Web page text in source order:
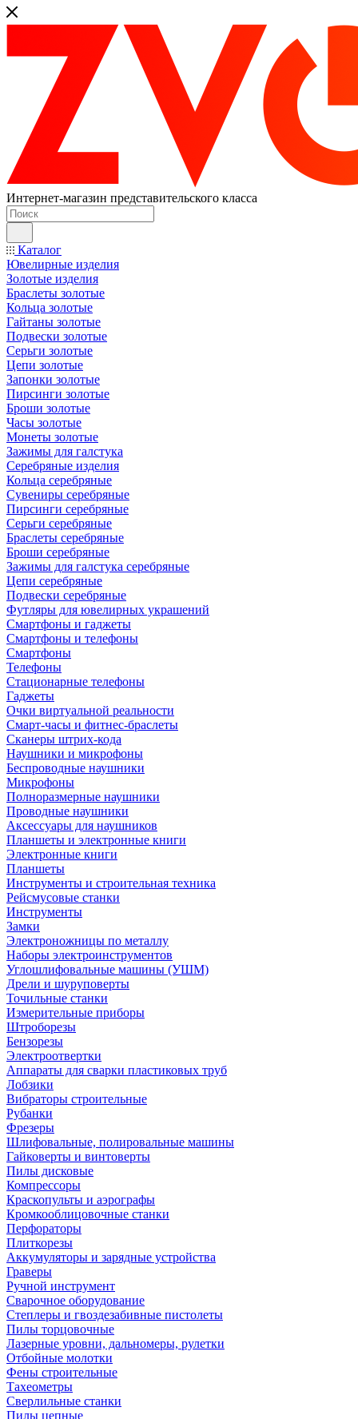
Интернет-магазин представительского класса
Каталог
Ювелирные изделия
Золотые изделия
Браслеты золотые
Кольца золотые
Гайтаны золотые
Подвески золотые
Серьги золотые
Цепи золотые
Запонки золотые
Пирсинги золотые
Броши золотые
Часы золотые
Монеты золотые
Зажимы для галстука
Серебряные изделия
Кольца серебряные
Сувениры серебряные
Пирсинги серебряные
Серьги серебряные
Браслеты серебряные
Броши серебряные
Зажимы для галстука серебряные
Цепи серебряные
Подвески серебряные
Футляры для ювелирных украшений
Смартфоны и гаджеты
Смартфоны и телефоны
Смартфоны
Телефоны
Стационарные телефоны
Гаджеты
Очки виртуальной реальности
Смарт-часы и фитнес-браслеты
Сканеры штрих-кода
Наушники и микрофоны
Беспроводные наушники
Микрофоны
Полноразмерные наушники
Проводные наушники
Аксессуары для наушников
Планшеты и электронные книги
Электронные книги
Планшеты
Инструменты и строительная техника
Рейсмусовые станки
Инструменты
Замки
Электроножницы по металлу
Наборы электроинструментов
Углошлифовальные машины (УШМ)
Дрели и шуруповерты
Точильные станки
Измерительные приборы
Штроборезы
Бензорезы
Электроотвертки
Аппараты для сварки пластиковых труб
Лобзики
Вибраторы строительные
Рубанки
Фрезеры
Шлифовальные, полировальные машины
Гайковерты и винтоверты
Пилы дисковые
Компрессоры
Краскопульты и аэрографы
Кромкооблицовочные станки
Перфораторы
Плиткорезы
Аккумуляторы и зарядные устройства
Граверы
Ручной инструмент
Сварочное оборудование
Степлеры и гвоздезабивные пистолеты
Пилы торцовочные
Лазерные уровни, дальномеры, рулетки
Отбойные молотки
Фены строительные
Тахеометры
Сверлильные станки
Пилы цепные